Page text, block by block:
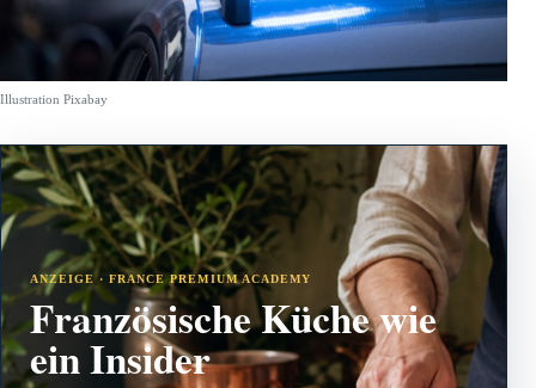
Illustration Pixabay
ANZEIGE · FRANCE PREMIUM ACADEMY
Französische Küche wie
ein Insider